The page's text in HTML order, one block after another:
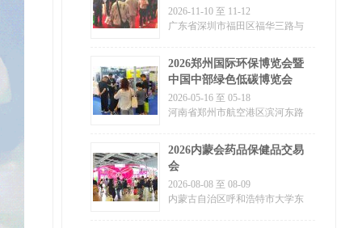
览会欢迎您!
2026-11-10 至 11-12
广东省深圳市福田区福华三路与
2026郑州国际环保博览会暨
中国中部绿色低碳博览会
2026-05-16 至 05-18
河南省郑州市航空港区滨河东路
2026内蒙会药品保健品交易
会
2026-08-08 至 08-09
内蒙古自治区呼和浩特市大学东